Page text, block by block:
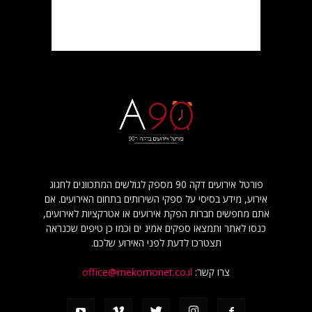
פורטל אירועים דקה 90 מספק לגולשים המתכוונים לחגוג
אירוע, מידע בסיסי על ספקי השירותים בתחום האירועים. אם
אתם מחפשים חברות הפקת אירועים או אטרקציות לאירועים,
כנסו לאתר ותמצאו ספקים אמינ ים וכמו כן טיפים שכנראה
תצטרכו לדעת לפני האירוע שלכם.
צרו קשר: office@mekomonet.co.il